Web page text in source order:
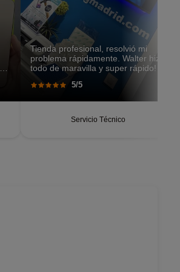
Tienda profesional, resolvió mi
problema rápidamente. Walter hizo
todo de maravilla y super rápido!
5/5
Servicio Técnico